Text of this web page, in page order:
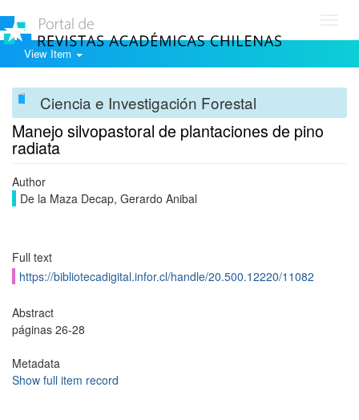
View Item
Ciencia e Investigación Forestal
Manejo silvopastoral de plantaciones de pino
radiata
Author
De la Maza Decap, Gerardo Anibal
Full text
https://bibliotecadigital.infor.cl/handle/20.500.12220/11082
Abstract
páginas 26-28
Metadata
Show full item record